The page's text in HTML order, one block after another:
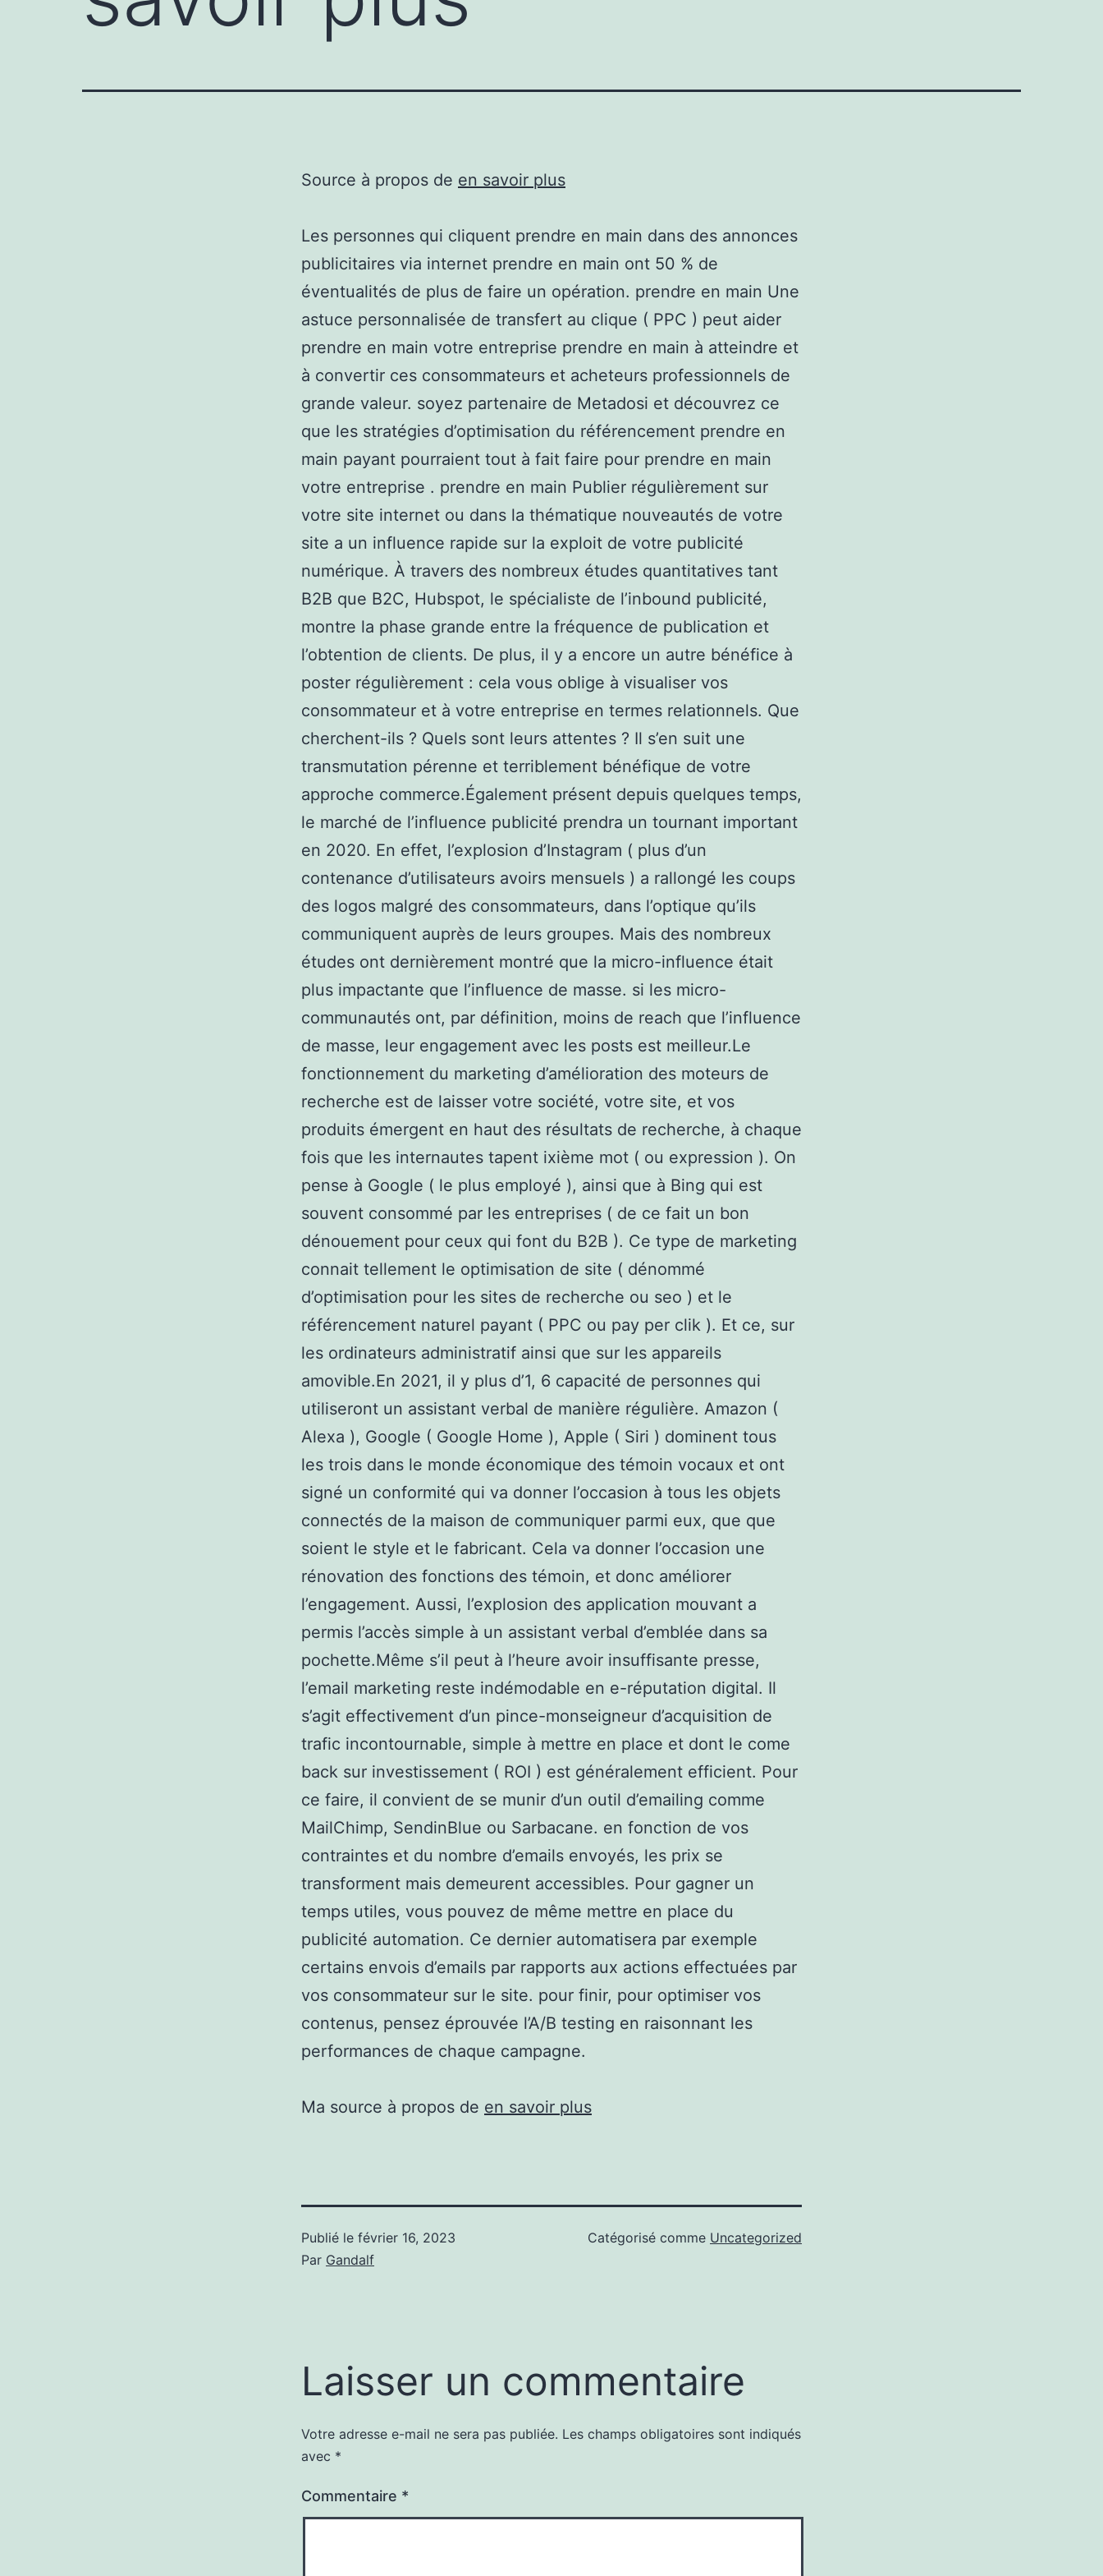
Source à propos de en savoir plus
Les personnes qui cliquent prendre en main dans des annonces
publicitaires via internet prendre en main ont 50 % de
éventualités de plus de faire un opération. prendre en main Une
astuce personnalisée de transfert au clique ( PPC ) peut aider
prendre en main votre entreprise prendre en main à atteindre et
à convertir ces consommateurs et acheteurs professionnels de
grande valeur. soyez partenaire de Metadosi et découvrez ce
que les stratégies d’optimisation du référencement prendre en
main payant pourraient tout à fait faire pour prendre en main
votre entreprise . prendre en main Publier régulièrement sur
votre site internet ou dans la thématique nouveautés de votre
site a un influence rapide sur la exploit de votre publicité
numérique. À travers des nombreux études quantitatives tant
B2B que B2C, Hubspot, le spécialiste de l’inbound publicité,
montre la phase grande entre la fréquence de publication et
l’obtention de clients. De plus, il y a encore un autre bénéfice à
poster régulièrement : cela vous oblige à visualiser vos
consommateur et à votre entreprise en termes relationnels. Que
cherchent-ils ? Quels sont leurs attentes ? Il s’en suit une
transmutation pérenne et terriblement bénéfique de votre
approche commerce.Également présent depuis quelques temps,
le marché de l’influence publicité prendra un tournant important
en 2020. En effet, l’explosion d’Instagram ( plus d’un
contenance d’utilisateurs avoirs mensuels ) a rallongé les coups
des logos malgré des consommateurs, dans l’optique qu’ils
communiquent auprès de leurs groupes. Mais des nombreux
études ont dernièrement montré que la micro-influence était
plus impactante que l’influence de masse. si les micro-
communautés ont, par définition, moins de reach que l’influence
de masse, leur engagement avec les posts est meilleur.Le
fonctionnement du marketing d’amélioration des moteurs de
recherche est de laisser votre société, votre site, et vos
produits émergent en haut des résultats de recherche, à chaque
fois que les internautes tapent ixième mot ( ou expression ). On
pense à Google ( le plus employé ), ainsi que à Bing qui est
souvent consommé par les entreprises ( de ce fait un bon
dénouement pour ceux qui font du B2B ). Ce type de marketing
connait tellement le optimisation de site ( dénommé
d’optimisation pour les sites de recherche ou seo ) et le
référencement naturel payant ( PPC ou pay per clik ). Et ce, sur
les ordinateurs administratif ainsi que sur les appareils
amovible.En 2021, il y plus d’1, 6 capacité de personnes qui
utiliseront un assistant verbal de manière régulière. Amazon (
Alexa ), Google ( Google Home ), Apple ( Siri ) dominent tous
les trois dans le monde économique des témoin vocaux et ont
signé un conformité qui va donner l’occasion à tous les objets
connectés de la maison de communiquer parmi eux, que que
soient le style et le fabricant. Cela va donner l’occasion une
rénovation des fonctions des témoin, et donc améliorer
l’engagement. Aussi, l’explosion des application mouvant a
permis l’accès simple à un assistant verbal d’emblée dans sa
pochette.Même s’il peut à l’heure avoir insuffisante presse,
l’email marketing reste indémodable en e-réputation digital. Il
s’agit effectivement d’un pince-monseigneur d’acquisition de
trafic incontournable, simple à mettre en place et dont le come
back sur investissement ( ROI ) est généralement efficient. Pour
ce faire, il convient de se munir d’un outil d’emailing comme
MailChimp, SendinBlue ou Sarbacane. en fonction de vos
contraintes et du nombre d’emails envoyés, les prix se
transforment mais demeurent accessibles. Pour gagner un
temps utiles, vous pouvez de même mettre en place du
publicité automation. Ce dernier automatisera par exemple
certains envois d’emails par rapports aux actions effectuées par
vos consommateur sur le site. pour finir, pour optimiser vos
contenus, pensez éprouvée l’A/B testing en raisonnant les
performances de chaque campagne.
Ma source à propos de en savoir plus
Publié le février 16, 2023
Par Gandalf
Catégorisé comme Uncategorized
Laisser un commentaire
Votre adresse e-mail ne sera pas publiée. Les champs obligatoires sont indiqués
avec *
Commentaire *